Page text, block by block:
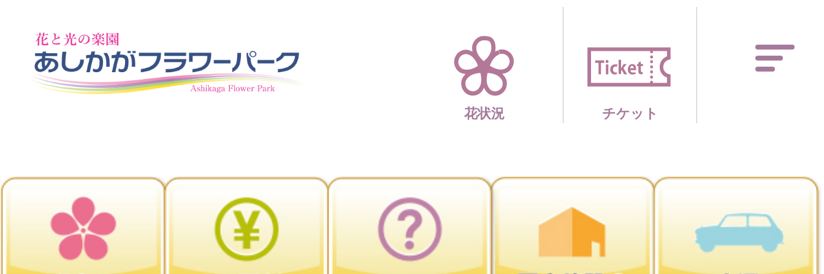
四季折々 花の楽園 あしかがフラワー
花状況 チケット